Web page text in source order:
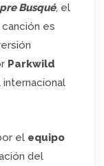
Busqué, el
es
Parkwild
el equipo
del